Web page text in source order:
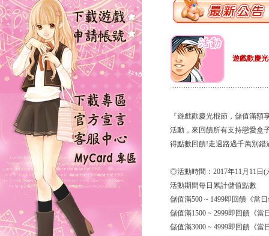
遊戲歡慶光
『遊戲歡慶光棍節，儲值滿額
活動，來回饋所有支持戀愛盒
得點數回饋!走過路過千萬別錯
◎活動時間：2017年11月11日(
活動期間每日累計儲值點數
儲值滿500 ~ 1499即回饋《當
儲值滿1500 ~ 2999即回饋《當
儲值滿3000 ~ 4999即回饋《當